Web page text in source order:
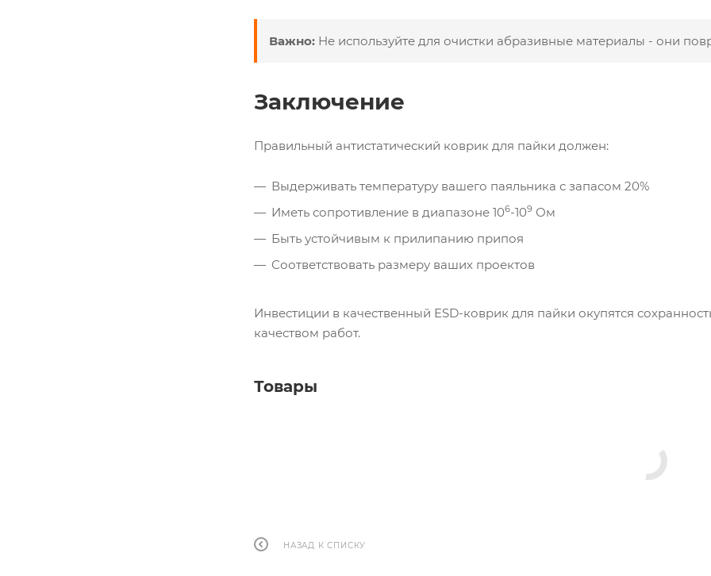
Важно: Не используйте для очистки абразивные материалы - они
Заключение
Правильный антистатический коврик для пайки должен:
Выдерживать температуру вашего паяльника с запасом 20%
Иметь сопротивление в диапазоне 106-109 Ом
Быть устойчивым к прилипанию припоя
Соответствовать размеру ваших проектов
Инвестиции в качественный ESD-коврик для пайки окупятся
качеством работ.
Товары
НАЗАД К СПИСКУ